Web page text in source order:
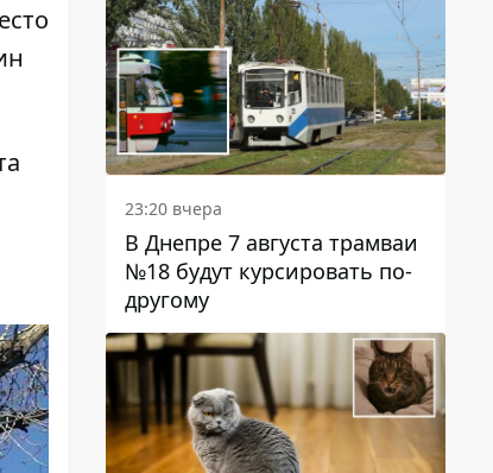
23:20 вчера
В Днепре 7 августа трамваи
№18 будут курсировать по-
другому